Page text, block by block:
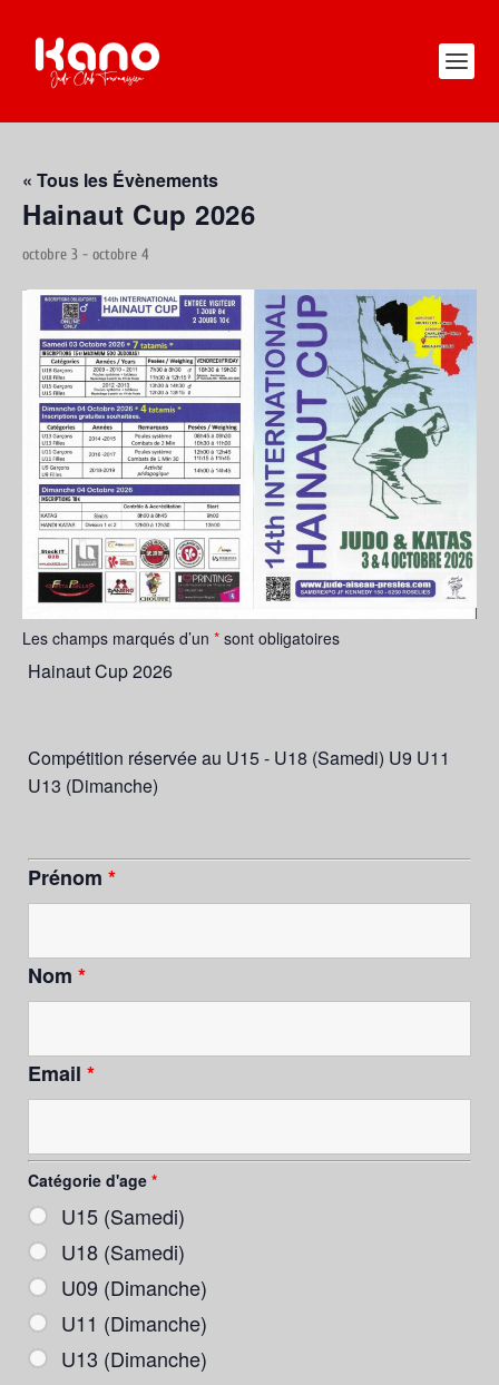
« Tous les Évènements
Hainaut Cup 2026
octobre 3 - octobre 4
Les champs marqués d’un * sont obligatoires
Hainaut Cup 2026
Compétition réservée au U15 - U18 (Samedi) U9 U11
U13 (Dimanche)
Prénom *
Nom *
Email *
Catégorie d'age *
U15 (Samedi)
U18 (Samedi)
U09 (Dimanche)
U11 (Dimanche)
U13 (Dimanche)